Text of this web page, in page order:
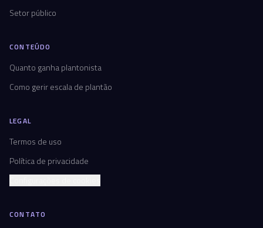
Setor público
CONTEÚDO
Quanto ganha plantonista
Como gerir escala de plantão
LEGAL
Termos de uso
Política de privacidade
CONTATO